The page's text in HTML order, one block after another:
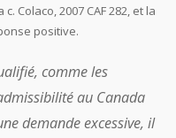
Colaco, 2007 CAF 282, et la
positive.
comme les
au Canada
demande excessive, il